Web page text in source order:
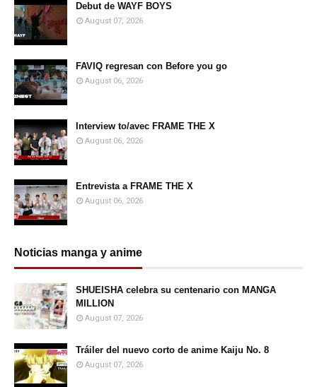
Debut de WAYF BOYS
August 07, 2026
FAVIQ regresan con Before you go
August 06, 2026
Interview to/avec FRAME THE X
August 06, 2026
Entrevista a FRAME THE X
August 06, 2026
Noticias manga y anime
SHUEISHA celebra su centenario con MANGA
MILLION
August 07, 2026
Tráiler del nuevo corto de anime Kaiju No. 8
August 07, 2026